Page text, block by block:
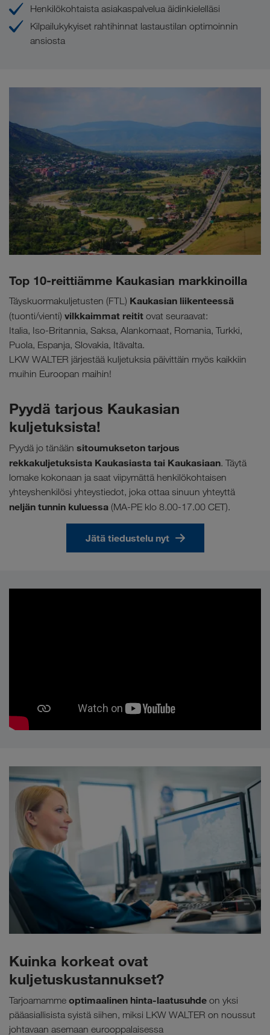
Henkilökohtaista asiakaspalvelua äidinkielelläsi
Kilpailukykyiset rahtihinnat lastaustilan optimoinnin
ansiosta
Top 10-reittiämme Kaukasian markkinoilla
Täyskuormakuljetusten (FTL) Kaukasian liikenteessä
(tuonti/vienti) vilkkaimmat reitit ovat seuraavat:
Italia, Iso-Britannia, Saksa, Alankomaat, Romania, Turkki,
Puola, Espanja, Slovakia, Itävalta.
LKW WALTER järjestää kuljetuksia päivittäin myös kaikkiin
muihin Euroopan maihin!
Pyydä tarjous Kaukasian
kuljetuksista!
Pyydä jo tänään sitoumukseton tarjous
rekkakuljetuksista Kaukasiasta tai Kaukasiaan. Täytä
lomake kokonaan ja saat viipymättä henkilökohtaisen
yhteyshenkilösi yhteystiedot, joka ottaa sinuun yhteyttä
neljän tunnin kuluessa (MA-PE klo 8.00-17.00 CET).
Jätä tiedustelu nyt
Kuinka korkeat ovat
kuljetuskustannukset?
Tarjoamamme optimaalinen hinta-laatusuhde on yksi
pääasiallisista syistä siihen, miksi LKW WALTER on noussut
johtavaan asemaan eurooppalaisessa